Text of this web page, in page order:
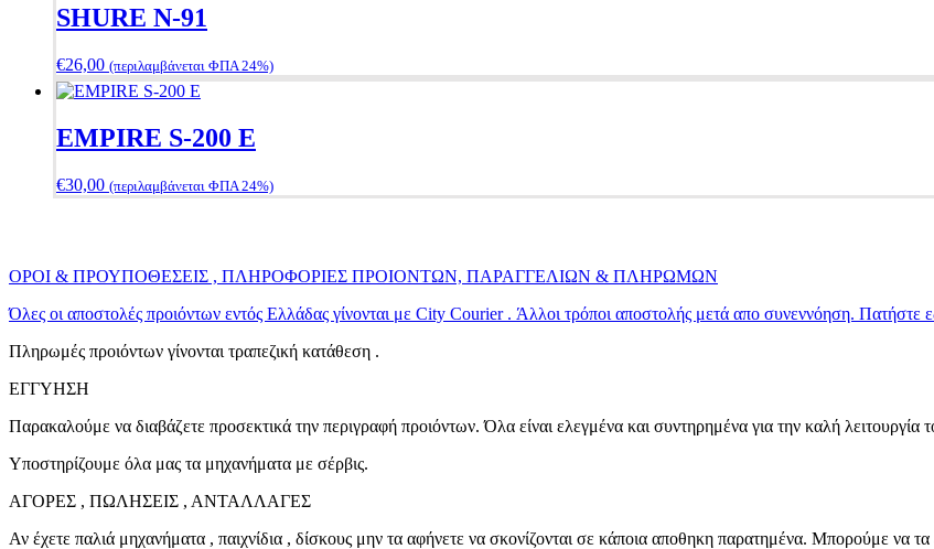
SHURE N-91
€26,00 (περιλαμβάνεται ΦΠΑ 24%)
EMPIRE S-200 E
€30,00 (περιλαμβάνεται ΦΠΑ 24%)
ΟΡΟΙ & ΠΡΟΥΠΟΘΕΣΕΙΣ , ΠΛΗΡΟΦΟΡΙΕΣ ΠΡΟΙΟΝΤΩΝ, ΠΑΡΑΓΓΕΛΙΩΝ & ΠΛΗΡΩΜΩΝ
Όλες οι αποστολές προιόντων εντός Ελλάδας γίνονται με City Courier . Άλλοι τρόποι αποστολής μετά απο συνεννόηση. Πατήστε
Πληρωμές προιόντων γίνονται τραπεζική κατάθεση .
ΕΓΓΥΗΣΗ
Παρακαλούμε να διαβάζετε προσεκτικά την περιγραφή προιόντων. Όλα είναι ελεγμένα και συντηρημένα για την καλή
Υποστηρίζουμε όλα μας τα μηχανήματα με σέρβις.
ΑΓΟΡΕΣ , ΠΩΛΗΣΕΙΣ , ΑΝΤΑΛΛΑΓΕΣ
Αν έχετε παλιά μηχανήματα , παιχνίδια , δίσκους μην τα αφήνετε να σκονίζονται σε κάποια αποθηκη παρατημένα. Μπορούμε να